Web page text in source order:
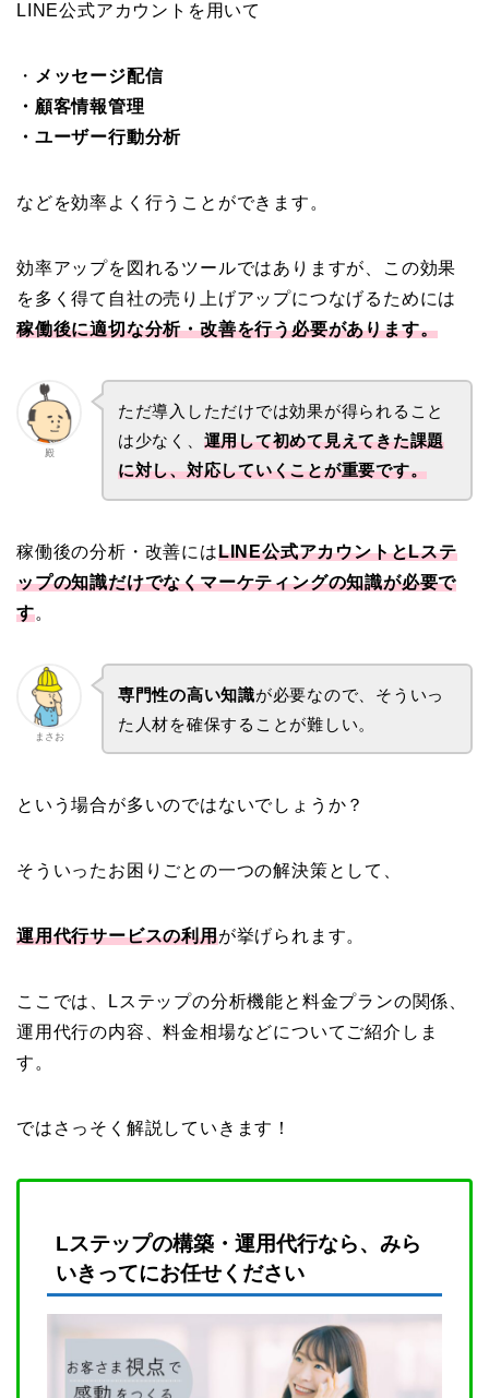
LINE公式アカウントを用いて
・ メッセージ配信
・顧客情報管理
・ユーザー行動分析
などを効率よく行うことができます。
効率アップを図れるツールではありますが、この効果
を多く得て自社の売り上げアップにつなげるためには
稼働後に適切な分析・改善を行う必要があります。
殿
ただ導入しただけでは効果が得られること
は少なく、 運用して初めて見えてきた課題
に対し、対応していくことが重要です。
稼働後の分析・改善にはLINE公式アカウントとLステ
ップの知識だけでなくマーケティングの知識が必要で
す。
まさお
専門性の高い知識が必要なので、そういっ
た人材を確保することが難しい。
という場合が多いのではないでしょうか？
そういったお困りごとの一つの解決策として、
運用代行サービスの利用が挙げられます。
ここでは、Lステップの分析機能と料金プランの関係、
運用代行の内容、料金相場などについてご紹介しま
す。
ではさっそく解説していきます！
Lステップの構築・運用代行なら、みら
いきってにお任せください